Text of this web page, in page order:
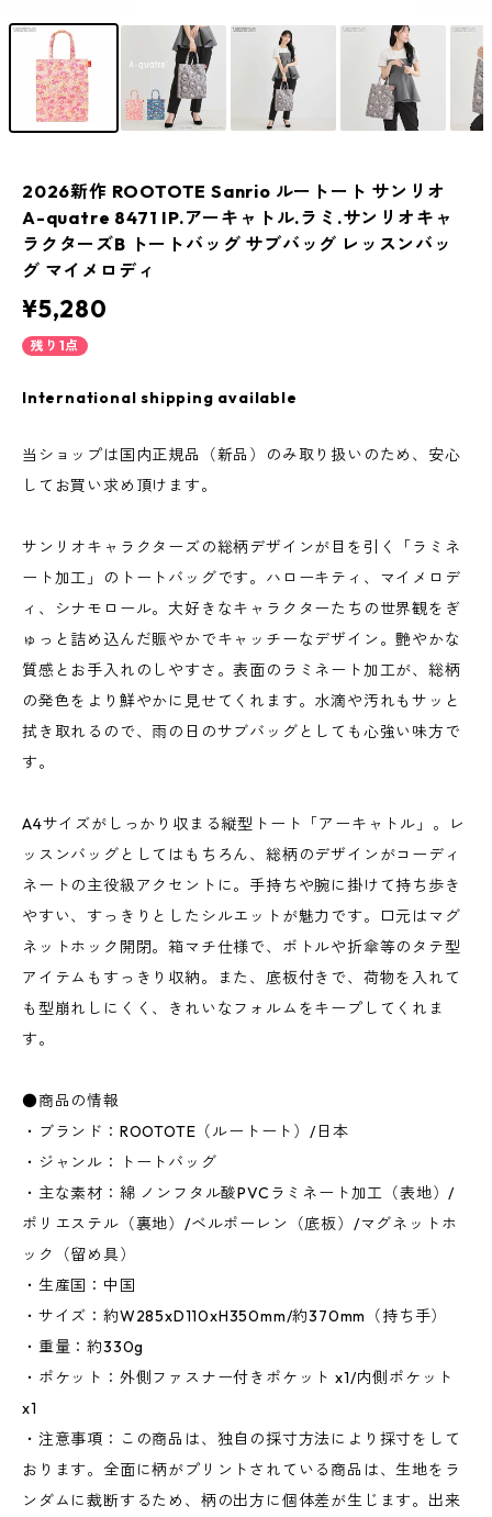
2026新作 ROOTOTE Sanrio ルートート サンリオ
A-quatre 8471 IP.アーキャトル.ラミ.サンリオキャ
ラクターズB トートバッグ サブバッグ レッスンバッ
グ マイメロディ
¥5,280
残り1点
International shipping available
当ショップは国内正規品（新品）のみ取り扱いのため、安心
してお買い求め頂けます。
サンリオキャラクターズの総柄デザインが目を引く「ラミネ
ート加工」のトートバッグです。ハローキティ、マイメロデ
ィ、シナモロール。大好きなキャラクターたちの世界観をぎ
ゅっと詰め込んだ賑やかでキャッチーなデザイン。艶やかな
質感とお手入れのしやすさ。表面のラミネート加工が、総柄
の発色をより鮮やかに見せてくれます。水滴や汚れもサッと
拭き取れるので、雨の日のサブバッグとしても心強い味方で
す。
A4サイズがしっかり収まる縦型トート「アーキャトル」。レ
ッスンバッグとしてはもちろん、総柄のデザインがコーディ
ネートの主役級アクセントに。手持ちや腕に掛けて持ち歩き
やすい、すっきりとしたシルエットが魅力です。口元はマグ
ネットホック開閉。箱マチ仕様で、ボトルや折傘等のタテ型
アイテムもすっきり収納。また、底板付きで、荷物を入れて
も型崩れしにくく、きれいなフォルムをキープしてくれま
す。
●商品の情報
・ブランド：ROOTOTE（ルートート）/日本
・ジャンル：トートバッグ
・主な素材：綿 ノンフタル酸PVCラミネート加工（表地）/
ポリエステル（裏地）/ベルポーレン（底板）/マグネットホ
ック（留め具）
・生産国：中国
・サイズ：約W285xD110xH350mm/約370mm（持ち手）
・重量：約330g
・ポケット：外側ファスナー付きポケット x1/内側ポケット
x1
・注意事項：この商品は、独自の採寸方法により採寸をして
おります。全面に柄がプリントされている商品は、生地をラ
ンダムに裁断するため、柄の出方に個体差が生じます。出来